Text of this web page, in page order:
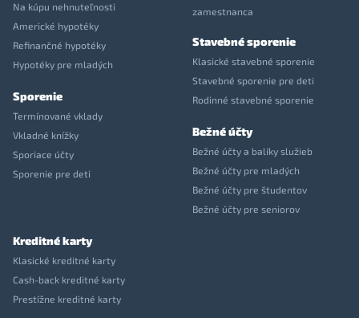
Na kúpu nehnuteľnosti
Americké hypotéky
Refinančné hypotéky
Hypotéky pre mladých
Sporenie
Termínované vklady
Vkladné knížky
Sporiace účty
Sporenie pre deti
zamestnanca
Stavebné sporenie
Klasické stavebné sporenie
Stavebné sporenie pre deti
Rodinné stavebné sporenie
Bežné účty
Bežné účty a balíky služieb
Bežné účty pre mladých
Bežné účty pre študentov
Bežné účty pre seniorov
Kreditné karty
Klasické kreditné karty
Cash-back kreditné karty
Prestížne kreditné karty